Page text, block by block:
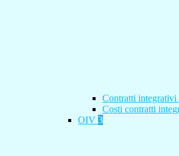
Contratti integrativi
Costi contratti
OIV 3